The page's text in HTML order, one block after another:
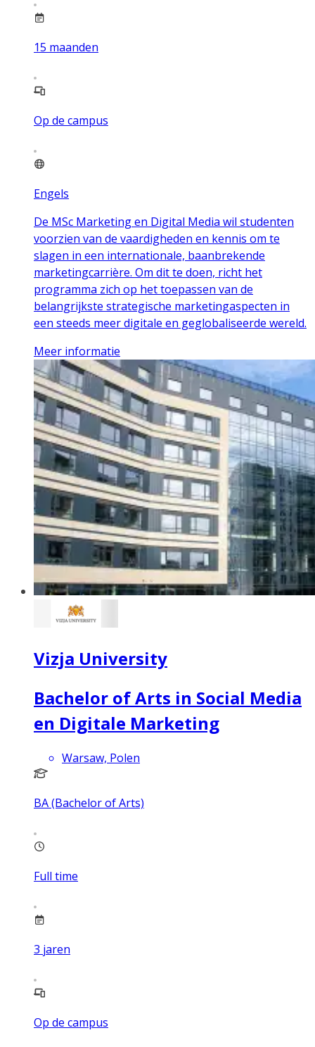
15 maanden
Op de campus
Engels
De MSc Marketing en Digital Media wil studenten
voorzien van de vaardigheden en kennis om te
slagen in een internationale, baanbrekende
marketingcarrière. Om dit te doen, richt het
programma zich op het toepassen van de
belangrijkste strategische marketingaspecten in
een steeds meer digitale en geglobaliseerde wereld.
Meer informatie
Vizja University
Bachelor of Arts in Social Media
en Digitale Marketing
Warsaw, Polen
BA (Bachelor of Arts)
Full time
3 jaren
Op de campus